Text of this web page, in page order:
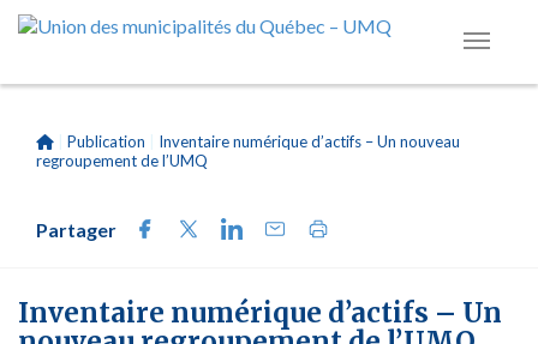
Publication
Inventaire numérique d’actifs – Un nouveau
regroupement de l’UMQ
Partager
Inventaire numérique d’actifs – Un